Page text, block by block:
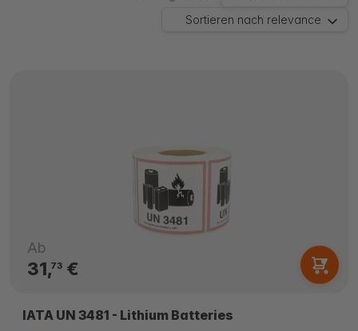
Sortieren nach relevance
Ab
31,73€
IATA UN 3481 - Lithium Batteries